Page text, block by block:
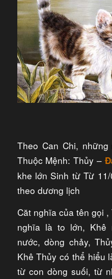
Theo Can Chi,
Thuộc Mệnh: Thủy –
khe lớn Sinh từ Từ
theo dương lịch
Căt nghĩa của tên gọi
nghĩa là to lớn, Khê
nước, dòng chảy,
Khê Thủy có thể hiểu
từ con dòng suối, từ